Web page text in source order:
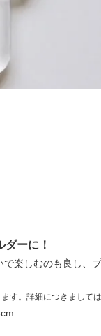
ーに！
楽しむのも良し、
。詳細につきまして